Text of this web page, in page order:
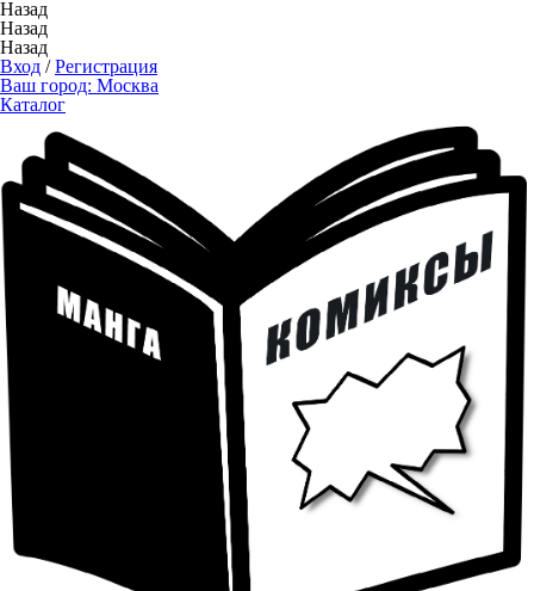
Назад
Назад
Назад
Вход /Регистрация
Ваш город: Москва
Каталог